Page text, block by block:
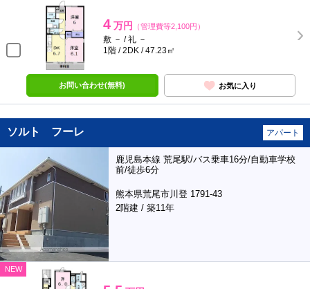
4 万円 （管理費等2,100円）
敷 － / 礼 －
1階 / 2DK / 47.23㎡
お問い合わせ(無料) お気に入り
ソルト フーレ アパート
鹿児島本線 荒尾駅/バス乗車16分/自動車学校
前/徒歩6分
熊本県荒尾市川登 1791-43
2階建 / 築11年
NEW